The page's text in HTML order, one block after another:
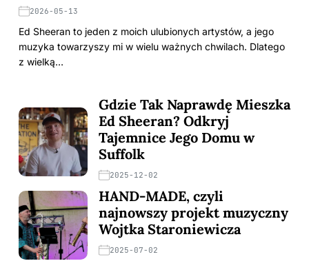
2026-05-13
Ed Sheeran to jeden z moich ulubionych artystów, a jego
muzyka towarzyszy mi w wielu ważnych chwilach. Dlatego
z wielką…
Gdzie Tak Naprawdę Mieszka
Ed Sheeran? Odkryj
Tajemnice Jego Domu w
Suffolk
2025-12-02
HAND-MADE, czyli
najnowszy projekt muzyczny
Wojtka Staroniewicza
2025-07-02